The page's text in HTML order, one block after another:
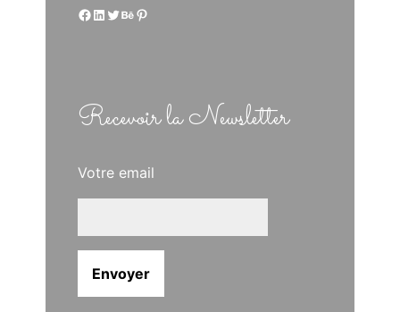
Facebook LinkedIn Twitter Behance Pinterest
Recevoir la Newsletter
Votre email